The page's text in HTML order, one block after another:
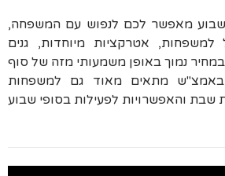
מאפשר לכם לנפוש עם המשפחה,
למשפחות, אטרקציות מיוחדות, גנים
במחיר נמוך באופן משמעותי מזה של סוף
באמצ"ש מתאים מאוד גם למשפחות
שבת והאפשרויות לפעילות בסופי שבוע